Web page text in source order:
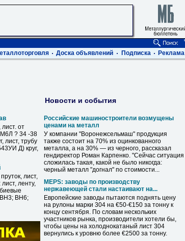
Доска объявлений Подписка Реклама
от
? 34 -38
лист, трубу
Д) круг,
лист,
ленту,
ВН6;
Новости и события
Российские машиностроители возмущены
ценами на металл
У компании "Воронежсельмаш" продукция
также состоит на 70% из оцинкованного
металла, а на 30% — из черного, рассказал
гендиректор Роман Карпенко. "Сейчас ситуация
сложилась такая, какой не было никогда:
черный металл "догнал" по стоимости...
MEPS: заводы по производству
нержавеющей стали настаивают на...
Европейские заводы пытаются поднять цену
на рулоны марки 304 на €50-€150 за тонну к
концу сентября. По словам нескольких
участников рынка, производители хотели бы,
чтобы цены на холоднокатаный лист 304
вернулись к уровню более €2500 за тонну.